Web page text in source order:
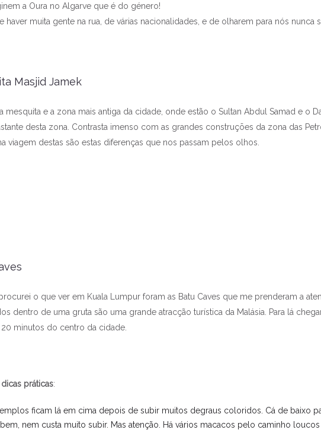
a Oura no Algarve que é do género!
haver muita gente na rua, de várias nacionalidades, e de olharem para nós nunca
Masjid Jamek
mesquita e a zona mais antiga da cidade, onde estão o Sultan Abdul Samad e o
desta zona. Contrasta imenso com as grandes construções da zona das
viagem destas são estas diferenças que nos passam pelos olhos.
o que ver em Kuala Lumpur foram as Batu Caves que me prenderam a
dentro de uma gruta são uma grande atracção turística da Malásia. Para lá
minutos do centro da cidade.
dicas práticas:
ficam lá em cima depois de subir muitos degraus coloridos. Cá de baixo
nem custa muito subir. Mas atenção. Há vários macacos pelo caminho